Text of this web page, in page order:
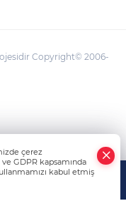
Copyright© 2006-
çerez
GDPR kapsamında
kabul etmiş